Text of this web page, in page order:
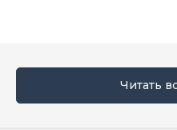
Читать